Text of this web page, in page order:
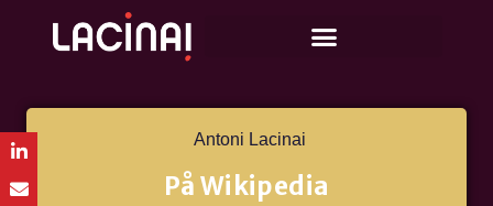
Antoni Lacinai
På Wikipedia